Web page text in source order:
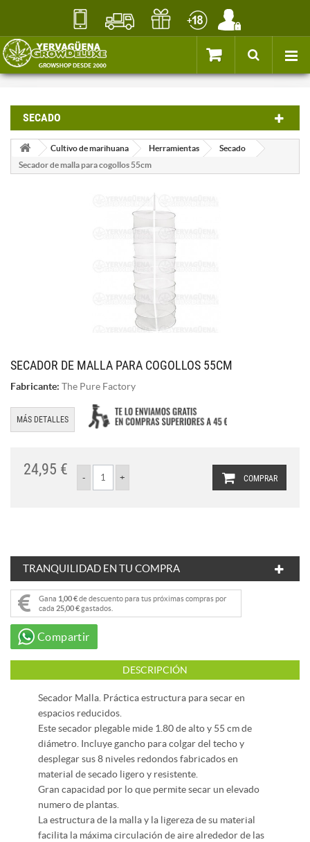
SECADO
Cultivo de marihuana Herramientas
Secado
Secador de malla para cogollos 55cm
SECADOR DE MALLA PARA COGOLLOS 55CM
Fabricante: The Pure Factory
MÁS DETALLES
24,95 €
COMPRAR
TRANQUILIDAD EN TU COMPRA
Gana 1,00 €de descuento para tus próximas compras por
cada 25,00 €gastados.
Compartir
DESCRIPCIÓN
Secador Malla. Práctica estructura para secar en
espacios reducidos.
Este secador plegable mide 1.80 de alto y 55 cm de
diámetro. Incluye gancho para colgar del techo y
desplegar sus 8 niveles redondos fabricados en
material de secado ligero y resistente.
Gran capacidad por lo que permite secar un elevado
numero de plantas.
La estructura de la malla y la ligereza de su material
facilita la máxima circulación de aire alrededor de las